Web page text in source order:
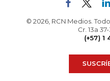
© 2026, RCN Medios.
Cr. 13a
(+57) 1